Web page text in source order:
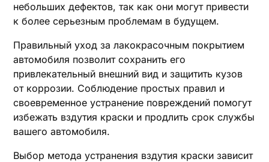
небольших дефектов, так как они могут привести
к более серьезным проблемам в будущем.
Правильный уход за лакокрасочным покрытием
автомобиля позволит сохранить его
привлекательный внешний вид и защитить кузов
от коррозии. Соблюдение простых правил и
своевременное устранение повреждений помогут
избежать вздутия краски и продлить срок службы
вашего автомобиля.
Выбор метода устранения вздутия краски зависит